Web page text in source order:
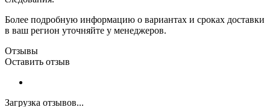
Более подробную информацию о вариантах и сроках доставки
в ваш регион уточняйте у менеджеров.
Отзывы
Оставить отзыв
Загрузка отзывов...